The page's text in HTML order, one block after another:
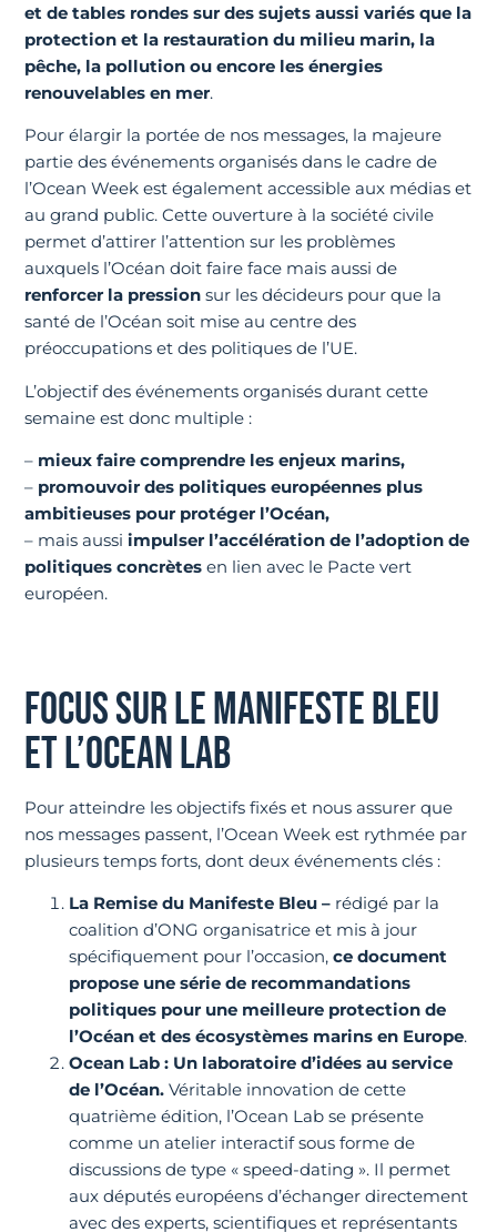
et de tables rondes sur des sujets aussi variés que la
protection et la restauration du milieu marin, la
pêche, la pollution ou encore les énergies
renouvelables en mer.
Pour élargir la portée de nos messages, la majeure
partie des événements organisés dans le cadre de
l’Ocean Week est également accessible aux médias et
au grand public. Cette ouverture à la société civile
permet d’attirer l’attention sur les problèmes
auxquels l’Océan doit faire face mais aussi de
renforcer la pression sur les décideurs pour que la
santé de l’Océan soit mise au centre des
préoccupations et des politiques de l’UE.
L’objectif des événements organisés durant cette
semaine est donc multiple :
– mieux faire comprendre les enjeux marins,
– promouvoir des politiques européennes plus
ambitieuses pour protéger l’Océan,
– mais aussiimpulser l’accélération de l’adoption de
politiques concrètes en lien avec le Pacte vert
européen.
FOCUS SUR LE MANIFESTE BLEU
ET L’OCEAN LAB
Pour atteindre les objectifs fixés et nous assurer que
nos messages passent, l’Ocean Week est rythmée par
plusieurs temps forts, dont deux événements clés :
La Remise du Manifeste Bleu– rédigé par la
coalition d’ONG organisatrice et mis à jour
spécifiquement pour l’occasion, ce document
propose une série de recommandations
politiques pour une meilleure protection de
l’Océan et des écosystèmes marins en Europe.
Ocean Lab : Un laboratoire d’idées au service
de l’Océan. Véritable innovation de cette
quatrième édition, l’Ocean Lab se présente
comme un atelier interactif sous forme de
discussions de type « speed-dating ». Il permet
aux députés européens d’échanger directement
avec des experts, scientifiques et représentants